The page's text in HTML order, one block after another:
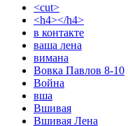
<cut>
<h4></h4>
в контакте
ваша лена
вимана
Вовка Павлов 8-10
Война
вша
Вшивая
Вшивая Лена